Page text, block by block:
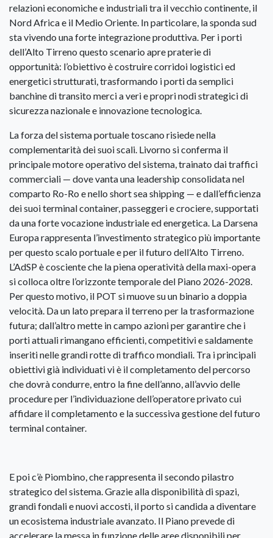
relazioni economiche e industriali tra il vecchio continente, il
Nord Africa e il Medio Oriente. In particolare, la sponda sud
sta vivendo una forte integrazione produttiva. Per i porti
dell’Alto Tirreno questo scenario apre praterie di
opportunità: l’obiettivo è costruire corridoi logistici ed
energetici strutturati, trasformando i porti da semplici
banchine di transito merci a veri e propri nodi strategici di
sicurezza nazionale e innovazione tecnologica.
La forza del sistema portuale toscano risiede nella
complementarità dei suoi scali. Livorno si conferma il
principale motore operativo del sistema, trainato dai traffici
commerciali — dove vanta una leadership consolidata nel
comparto Ro-Ro e nello short sea shipping — e dall’efficienza
dei suoi terminal container, passeggeri e crociere, supportati
da una forte vocazione industriale ed energetica. La Darsena
Europa rappresenta l’investimento strategico più importante
per questo scalo portuale e per il futuro dell’Alto Tirreno.
L’AdSP è cosciente che la piena operatività della maxi-opera
si colloca oltre l’orizzonte temporale del Piano 2026-2028.
Per questo motivo, il POT si muove su un binario a doppia
velocità. Da un lato prepara il terreno per la trasformazione
futura; dall’altro mette in campo azioni per garantire che i
porti attuali rimangano efficienti, competitivi e saldamente
inseriti nelle grandi rotte di traffico mondiali. Tra i principali
obiettivi già individuati vi è il completamento del percorso
che dovrà condurre, entro la fine dell’anno, all’avvio delle
procedure per l’individuazione dell’operatore privato cui
affidare il completamento e la successiva gestione del futuro
terminal container.
E poi c’è Piombino, che rappresenta il secondo pilastro
strategico del sistema. Grazie alla disponibilità di spazi,
grandi fondali e nuovi accosti, il porto si candida a diventare
un ecosistema industriale avanzato. Il Piano prevede di
accelerare la messa in funzione delle aree disponibili per